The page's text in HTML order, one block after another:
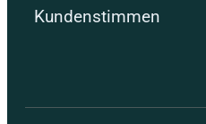
Kundenstimmen